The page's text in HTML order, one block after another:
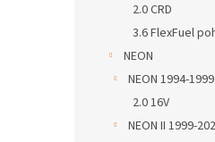
2.0 CRD
3.6 FlexFuel
NEON
NEON 1994-1999
2.0 16V
NEON II 1999-